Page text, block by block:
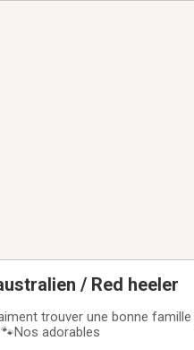
/ Red heeler
trouver une bonne
adorables